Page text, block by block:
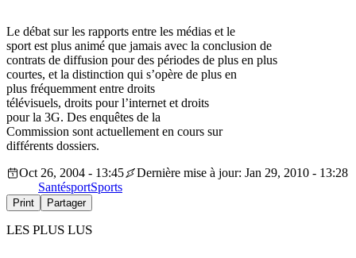
Le débat sur les rapports entre les médias et le
sport est plus animé que jamais avec la conclusion de
contrats de diffusion pour des périodes de plus en plus
courtes, et la distinction qui s’opère de plus en
plus fréquemment entre droits
télévisuels, droits pour l’internet et droits
pour la 3G. Des enquêtes de la
Commission sont actuellement en cours sur
différents dossiers.
Oct 26, 2004 - 13:45
Dernière mise à jour: Jan 29, 2010 - 13:28
SantésportSports
Print Partager
LES PLUS LUS